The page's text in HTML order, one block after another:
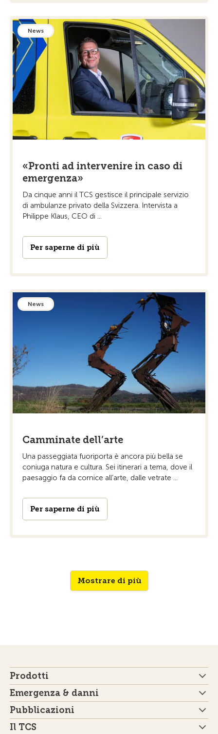
News
«Pronti ad intervenire in caso di
emergenza»
Da cinque anni il TCS gestisce il principale servizio
di ambulanze privato della Svizzera. Intervista a
Philippe Klaus, CEO di ...
Per saperne di più
News
Camminate dell’arte
Una passeggiata fuoriporta è ancora più bella se
coniuga natura e cultura. Sei itinerari a tema, dove il
paesaggio fa da cornice all’arte, dalle vetrate ...
Per saperne di più
Mostrare di più
Prodotti
Emergenza & danni
Pubblicazioni
Il TCS